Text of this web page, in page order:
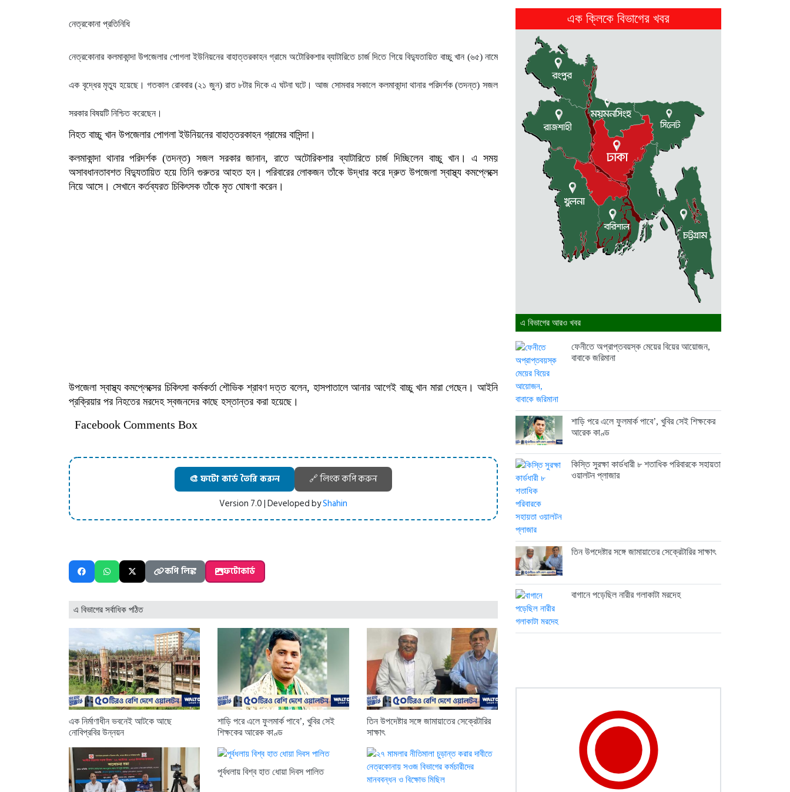
নেত্রকোনা প্রতিনিধি
নেত্রকোনার কলমাকান্দা উপজেলার পোগলা ইউনিয়নের বাহাত্তরকাহন গ্রামে অটোরিকশার ব্যাটারিতে চার্জ দিতে গিয়ে বিদ্যুতায়িত বাচ্চু খান (৬৫) নামে
এক বৃদ্ধের মৃত্যু হয়েছে। গতকাল রোববার (২১ জুন) রাত ৮টার দিকে এ ঘটনা ঘটে। আজ সোমবার সকালে কলমাকান্দা থানার পরিদর্শক (তদন্ত) সজল
সরকার বিষয়টি নিশ্চিত করেছেন।
নিহত বাচ্চু খান উপজেলার পোগলা ইউনিয়নের বাহাত্তরকাহন গ্রামের বাসিন্দা।
কলমাকান্দা থানার পরিদর্শক (তদন্ত) সজল সরকার জানান, রাতে অটোরিকশার ব্যাটারিতে চার্জ দিচ্ছিলেন বাচ্চু খান। এ সময়
অসাবধানতাবশত বিদ্যুতায়িত হয়ে তিনি গুরুতর আহত হন। পরিবারের লোকজন তাঁকে উদ্ধার করে দ্রুত উপজেলা স্বাস্থ্য কমপ্লেক্সে
নিয়ে আসে। সেখানে কর্তব্যরত চিকিৎসক তাঁকে মৃত ঘোষণা করেন।
উপজেলা স্বাস্থ্য কমপ্লেক্সের চিকিৎসা কর্মকর্তা শৌভিক শ্রাবণ দত্ত বলেন, হাসপাতালে আনার আগেই বাচ্চু খান মারা গেছেন। আইনি
প্রক্রিয়ার পর নিহতের মরদেহ স্বজনদের কাছে হস্তান্তর করা হয়েছে।
Facebook Comments Box
🎨 ফটো কার্ড তৈরি করুন
🔗 লিংক কপি করুন
Version 7.0 | Developed byShahin
কপি লিঙ্ক ফটোকার্ড
এ বিভাগের সর্বাধিক পঠিত
এক নির্মাণাধীন ভবনেই আটকে আছে
নোবিপ্রবির উন্নয়ন
শাড়ি পরে এলে ফুলমার্ক পাবে’, খুবির সেই
শিক্ষকের আরেক কাণ্ড
তিন উপদেষ্টার সঙ্গে জামায়াতের সেক্রেটারির
সাক্ষাৎ
পূর্বধলায় বিশ্ব হাত ধোয়া দিবস পালিত
2 weeks আগে
নেত্রকোনায় নিজ বসত ঘরে গলা...
2 weeks আগে
ফ্যাসিস্টের দোসর চুপ্পুকে গ্রেফতার করে...
2 weeks আগে
এক ক্লিকে বিভাগের খবর
এ বিভাগের আরও খবর
ফেনীতে অপ্রাপ্তবয়স্ক মেয়ের বিয়ের আয়োজন,
বাবাকে জরিমানা
শাড়ি পরে এলে ফুলমার্ক পাবে’, খুবির সেই শিক্ষকের
আরেক কাণ্ড
কিস্তি সুরক্ষা কার্ডধারী ৮ শতাধিক পরিবারকে সহায়তা
ওয়ালটন প্লাজার
তিন উপদেষ্টার সঙ্গে জামায়াতের সেক্রেটারির সাক্ষাৎ
বাগানে পড়েছিল নারীর গলাকাটা মরদেহ